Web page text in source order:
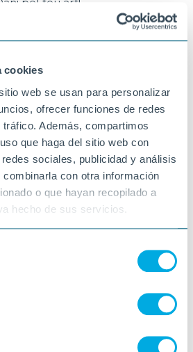
cookies
web se usan para personalizar
ofrecer funciones de redes
Además, compartimos
que haga del sitio web con
sociales, publicidad y análisis
con otra información
o que hayan recopilado a
hecho de sus servicios.